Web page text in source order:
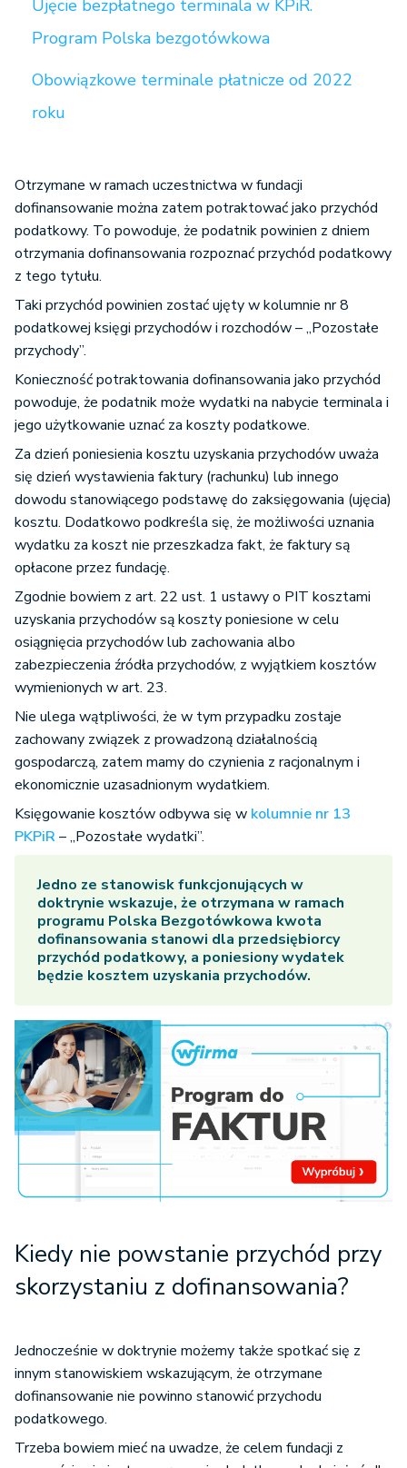
Ujęcie bezpłatnego terminala w KPiR.
Program Polska bezgotówkowa
Obowiązkowe terminale płatnicze od 2022
roku
Otrzymane w ramach uczestnictwa w fundacji
dofinansowanie można zatem potraktować jako przychód
podatkowy. To powoduje, że podatnik powinien z dniem
otrzymania dofinansowania rozpoznać przychód podatkowy
z tego tytułu.
Taki przychód powinien zostać ujęty w kolumnie nr 8
podatkowej księgi przychodów i rozchodów – „Pozostałe
przychody”.
Konieczność potraktowania dofinansowania jako przychód
powoduje, że podatnik może wydatki na nabycie terminala i
jego użytkowanie uznać za koszty podatkowe.
Za dzień poniesienia kosztu uzyskania przychodów uważa
się dzień wystawienia faktury (rachunku) lub innego
dowodu stanowiącego podstawę do zaksięgowania (ujęcia)
kosztu. Dodatkowo podkreśla się, że możliwości uznania
wydatku za koszt nie przeszkadza fakt, że faktury są
opłacone przez fundację.
Zgodnie bowiem z art. 22 ust. 1 ustawy o PIT kosztami
uzyskania przychodów są koszty poniesione w celu
osiągnięcia przychodów lub zachowania albo
zabezpieczenia źródła przychodów, z wyjątkiem kosztów
wymienionych w art. 23.
Nie ulega wątpliwości, że w tym przypadku zostaje
zachowany związek z prowadzoną działalnością
gospodarczą, zatem mamy do czynienia z racjonalnym i
ekonomicznie uzasadnionym wydatkiem.
Księgowanie kosztów odbywa się w kolumnie nr 13
PKPiR – „Pozostałe wydatki”.
Jedno ze stanowisk funkcjonujących w
doktrynie wskazuje, że otrzymana w ramach
programu Polska Bezgotówkowa kwota
dofinansowania stanowi dla przedsiębiorcy
przychód podatkowy, a poniesiony wydatek
będzie kosztem uzyskania przychodów.
Kiedy nie powstanie przychód przy
skorzystaniu z dofinansowania?
Jednocześnie w doktrynie możemy także spotkać się z
innym stanowiskiem wskazującym, że otrzymane
dofinansowanie nie powinno stanowić przychodu
podatkowego.
Trzeba bowiem mieć na uwadze, że celem fundacji z